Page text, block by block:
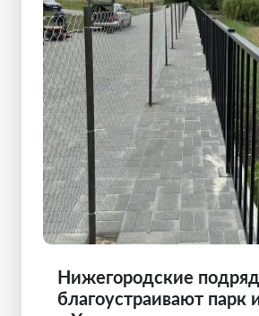
Нижегородские
благоустраивают парк